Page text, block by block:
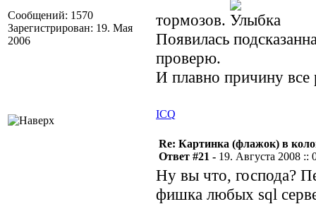
Сообщений: 1570
Зарегистрирован: 19. Мая
2006
тормозов.
Появилась
проверю.
И плавно причину
ICQ
Re: Картинка (флажок) в
Ответ #21 - 19. Августа 2008 ::
Ну вы что, господа?
фишка любых sql